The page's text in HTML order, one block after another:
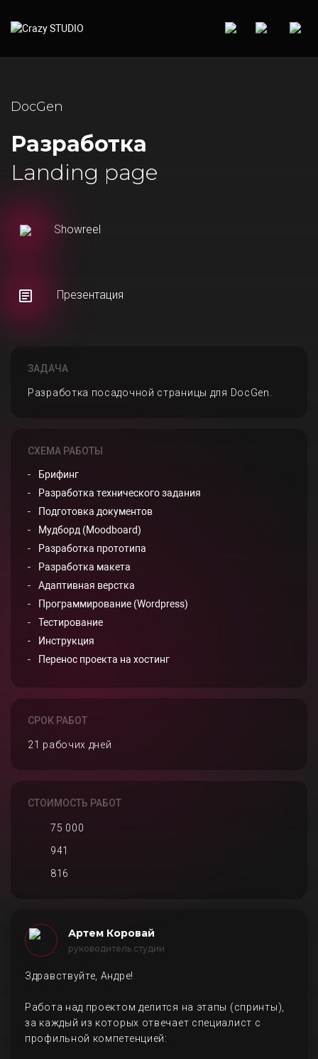
DocGen
Разработка
Landing page
Showreel
Презентация
ЗАДАЧА
Разработка посадочной страницы для DocGen.
СХЕМА РАБОТЫ
Брифинг
Разработка технического задания
Подготовка документов
Мудборд (Moodboard)
Разработка прототипа
Разработка макета
Адаптивная верстка
Программирование (Wordpress)
Тестирование
Инструкция
Перенос проекта на хостинг
СРОК РАБОТ
21 рабочих дней
СТОИМОСТЬ РАБОТ
75 000
941
816
Артем Коровай
руководитель студии
Здравствуйте, Андре!
Работа над проектом делится на этапы (спринты),
за каждый из которых отвечает специалист с
профильной компетенцией: